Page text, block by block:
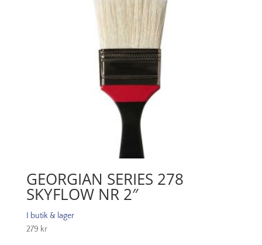
GEORGIAN SERIES 278
SKYFLOW NR 2″
I butik & lager
279 kr